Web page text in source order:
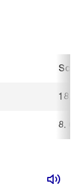
18.
8.